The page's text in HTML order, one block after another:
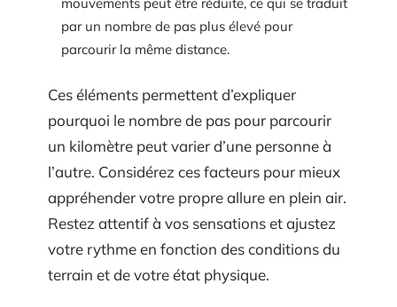
par un nombre de pas plus élevé pour
parcourir la même distance.
Ces éléments permettent d’expliquer
pourquoi le nombre de pas pour parcourir
un kilomètre peut varier d’une personne à
l’autre. Considérez ces facteurs pour mieux
appréhender votre propre allure en plein air.
Restez attentif à vos sensations et ajustez
votre rythme en fonction des conditions du
terrain et de votre état physique.